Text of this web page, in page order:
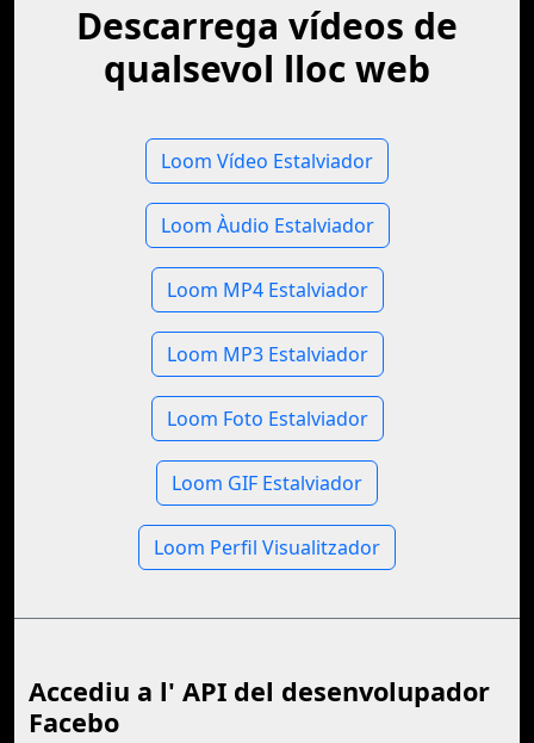
Descarrega vídeos de
qualsevol lloc web
Loom Vídeo Estalviador
Loom Àudio Estalviador
Loom MP4 Estalviador
Loom MP3 Estalviador
Loom Foto Estalviador
Loom GIF Estalviador
Loom Perfil Visualitzador
Accediu a l' API del desenvolupador
Facebo